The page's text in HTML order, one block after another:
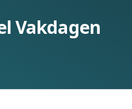
Vakdagen